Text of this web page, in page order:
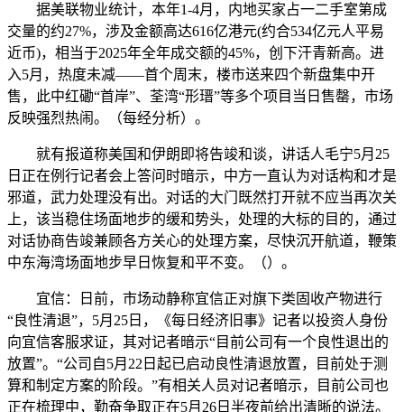
据美联物业统计，本年1-4月，内地买家占一二手室第成
交量的约27%，涉及金额高达616亿港元(约合534亿元人平易
近币)，相当于2025年全年成交额的45%，创下汗青新高。进
入5月，热度未减——首个周末，楼市送来四个新盘集中开
售，此中红磡“首岸”、荃湾“形瑨”等多个项目当日售罄，市场
反映强烈热闹。（每经分析）。
就有报道称美国和伊朗即将告竣和谈，讲话人毛宁5月25
日正在例行记者会上答问时暗示，中方一直认为对话构和才是
邪道，武力处理没有出。对话的大门既然打开就不应当再次关
上，该当稳住场面地步的缓和势头，处理的大标的目的，通过
对话协商告竣兼顾各方关心的处理方案，尽快沉开航道，鞭策
中东海湾场面地步早日恢复和平不变。（）。
宜信：日前，市场动静称宜信正对旗下类固收产物进行
“良性清退”，5月25日，《每日经济旧事》记者以投资人身份
向宜信客服求证，其对记者暗示“目前公司有一个良性退出的
放置”。“公司自5月22日起已启动良性清退放置，目前处于测
算和制定方案的阶段。”有相关人员对记者暗示，目前公司也
正在梳理中，勤奋争取正在5月26日半夜前给出清晰的说法。